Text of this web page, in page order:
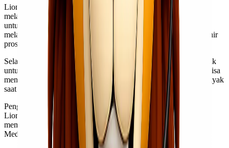
Lionel Express juga menyediakan estimasi biaya secara online
melalui website resmi mereka. Ini memudahkan calon pengguna
untuk mendapatkan gambaran mengenai total biaya sebelum
melakukan pemesanan. Dengan cara ini, tidak ada kejutan di akhir
proses pembayaran.
Selain itu, Lionel Express sering kali mengadakan promo menarik
untuk pelanggannya. Diskon musiman atau penawaran khusus bisa
menjadi kesempatan baik bagi Anda untuk menghemat lebih banyak
saat menggunakan jasa mereka.
Pengalaman dan reputasi baik dalam industri logistik membuat
Lionel Express tetap berkomitmen pada pelayanan terbaik tanpa
memberatkan pelanggan dari segi biaya pengiriman barang ke
Medan.